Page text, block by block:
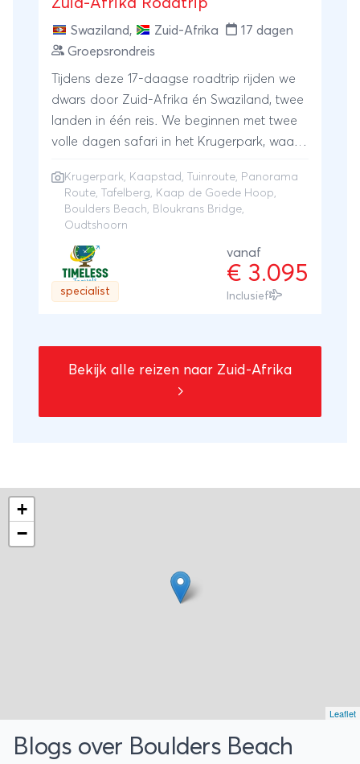
dieren. Een ontspannen autorondreis vol
natuur, safari's en bijzondere ervaringen
voor families en kinderen.
Swaziland, Zuid-Afrika
17 dagen
Groepsrondreis
Tijdens deze 17-daagse roadtrip rijden we
dwars door Zuid-Afrika én Swaziland, twee
landen in één reis. We beginnen met twee
volle dagen safari in het Krugerpark, waar
zoek gaan naar de Big 5. Daarna rijden we
via de spectaculaire Panorama Route met
haar watervallen en canyons door naar
Swaziland, waar we op de fiets langs wilde
dieren rijden en raften door ongerepte
natuur. Op de iconische Garden Route
struisvogelboerderij in Oudtshoorn en een
wijntram langs de Kaapse wijngaarden. We
sluiten af in het bruisende Kaapstad met de
Krugerpark Kaapstad Tuinroute
Panorama
Route Tafelberg Kaap de Goede Hoop
Boulders Beach , Bloukrans Bridge,
Oudtshoorn
specialist
vanaf
€ 3.095
Inclusief
Bekijk alle reizen naar Zuid-Afrika
+
−
Leaflet
Blogs over Boulders Beach